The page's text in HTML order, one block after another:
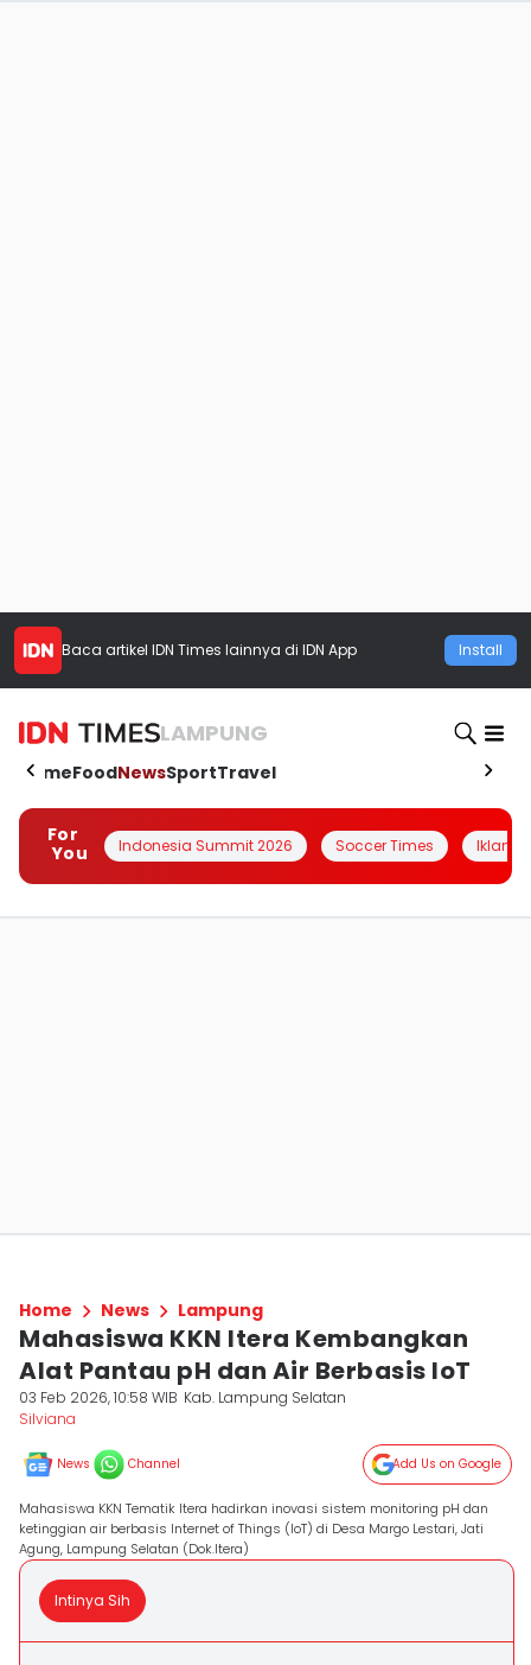
Baca artikel IDN Times lainnya di IDN App Install
LAMPUNG
HomeFoodNewsSportTravel
For
You
Indonesia Summit 2026 Soccer Times Iklanin
Home News Lampung
Mahasiswa KKN Itera Kembangkan
Alat Pantau pH dan Air Berbasis IoT
03 Feb 2026, 10:58 WIB Kab. Lampung Selatan
Silviana
News Channel Add Us on Google
Mahasiswa KKN Tematik Itera hadirkan inovasi sistem monitoring pH dan
ketinggian air berbasis Internet of Things (IoT) di Desa Margo Lestari, Jati
Agung, Lampung Selatan (Dok.Itera)
Intinya Sih